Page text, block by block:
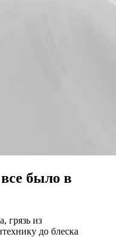
было в
грязь из
до блеска